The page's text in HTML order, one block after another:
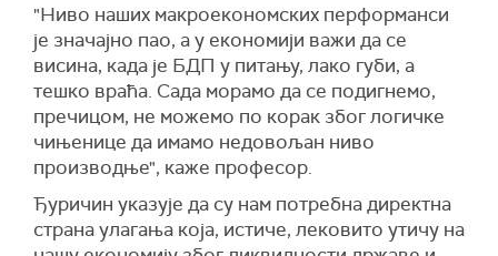
"Ниво наших макроекономских перформанси
је значајно пао, а у економији важи да се
висина, када је БДП у питању, лако губи, а
тешко враћа. Сада морамо да се подигнемо,
пречицом, не можемо по корак због логичке
чињенице да имамо недовољан ниво
производње", каже професор.
Ђуричин указује да су нам потребна директна
страна улагања која, истиче, лековито утичу на